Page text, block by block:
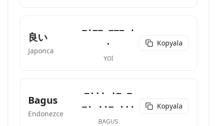
良い
Japonca
−·−− −−− ·
·
YOI
Kopyala
Bagus
Endonezce
−··· ·− −
−· ··− ···
BAGUS
Kopyala